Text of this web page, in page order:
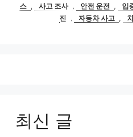
스 , 사고 조사 , 안전 운전 , 입
진
, 자동차 사고 ,
최신 글